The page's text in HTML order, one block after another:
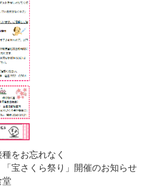
をお忘れなく
宝さくら祭り」開催のお知らせ
堂